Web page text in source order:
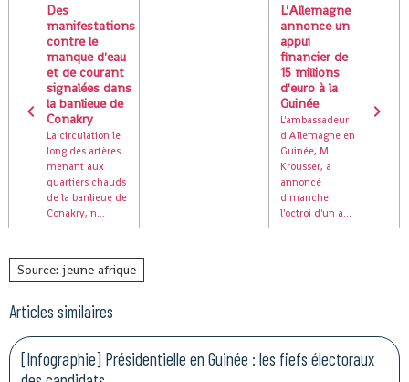
Des
manifestations
contre le
manque d'eau
et de courant
signalées dans
la banlieue de
Conakry
La circulation le
long des artères
menant aux
quartiers chauds
de la banlieue de
Conakry, n...
L'Allemagne
annonce un
appui
financier de
15 millions
d'euro à la
Guinée
L'ambassadeur
d'Allemagne en
Guinée, M.
Krousser, a
annoncé
dimanche
l'octroi d'un a...
Source: jeune afrique
Articles similaires
[Infographie] Présidentielle en Guinée : les fiefs électoraux